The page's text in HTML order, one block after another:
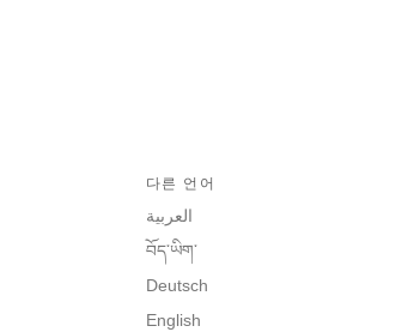
다른 언어
العربية
བོད་ཡིག་
Deutsch
English